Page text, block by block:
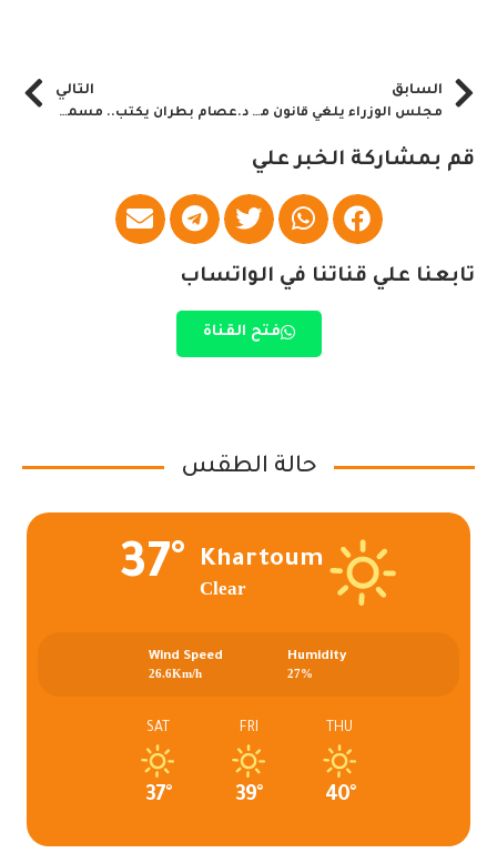
السابق
مجلس الوزراء يلغي قانون مقاطعة إسرائيل
التالي
د.عصام بطران يكتب.. مسموح له بزيارة كل الأقطار عدا اسرائيل
قم بمشاركة الخبر علي
تابعنا علي قناتنا في الواتساب
فتح القناة
حالة الطقس
Khartoum
Clear
37°
Humidity
27%
Wind Speed
26.6Km/h
THU
40°
FRI
39°
SAT
37°